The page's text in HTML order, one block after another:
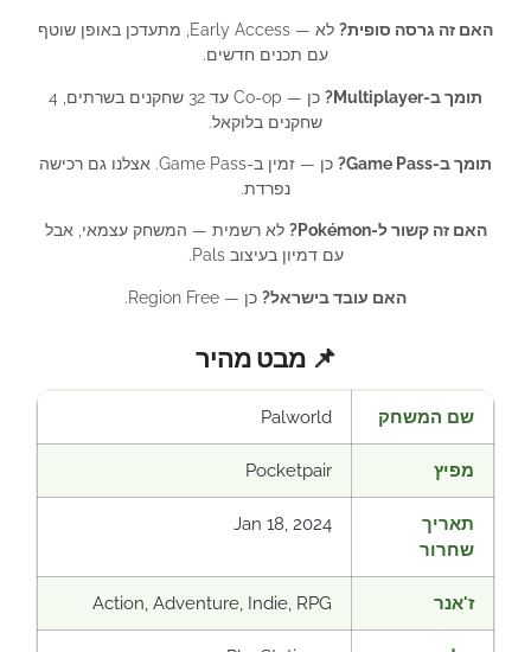
האם זה גרסה סופית?
לא — Early Access, מתעדכן באופן שוטף
עם תכנים חדשים.
תומך ב-Multiplayer?
כן — Co-op עד 32 שחקנים בשרתים, 4
שחקנים בלוקאל.
תומך ב-Game Pass?
כן — זמין ב-Game Pass. אצלנו גם רכישה
נפרדת.
האם זה קשור ל-Pokémon?
לא רשמית — המשחק עצמאי, אבל
עם דמיון בעיצוב Pals.
האם עובד בישראל? כן — Region Free.
📌 מבט מהיר
שם המשחק Palworld
מפיץ Pocketpair
תאריך
שחרור
Jan 18, 2024
ז'אנר Action, Adventure, Indie, RPG